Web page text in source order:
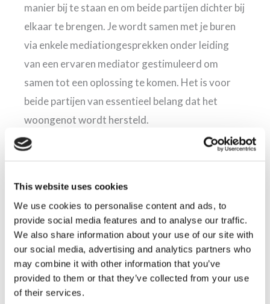
This website uses cookies
We use cookies to personalise content and ads, to
provide social media features and to analyse our traffic.
We also share information about your use of our site with
our social media, advertising and analytics partners who
may combine it with other information that you’ve
provided to them or that they’ve collected from your use
of their services.
manier bij te staan en om beide partijen dichter bij
elkaar te brengen. Je wordt samen met je buren
via enkele mediationgesprekken onder leiding
van een ervaren mediator gestimuleerd om
samen tot een oplossing te komen. Het is voor
beide partijen van essentieel belang dat het
woongenot wordt hersteld.
lossen met behulp van mediation, kun je je de weg
naar de rechter besparen. Ook daar heeft
iedereen voordeel van. Een gerechtelijke
procedure kan erg lang duren en is bovendien
zeer kostbaar. Verder zal het de relatie met je
buren niet ten goede komen. In plaats van dat je